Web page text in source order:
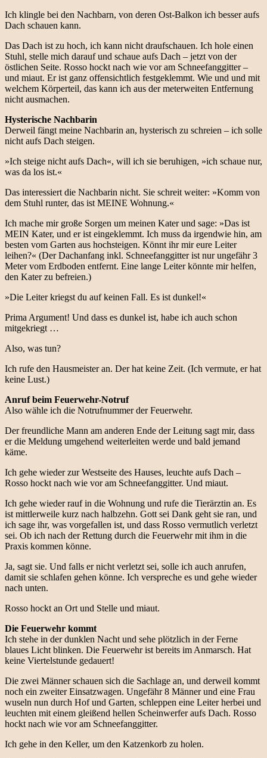
Ich klingle bei den Nachbarn, von deren Ost-Balkon ich besser aufs
Dach schauen kann.
Das Dach ist zu hoch, ich kann nicht draufschauen. Ich hole einen
Stuhl, stelle mich darauf und schaue aufs Dach – jetzt von der
östlichen Seite. Rosso hockt nach wie vor am Schneefanggitter –
und miaut. Er ist ganz offensichtlich festgeklemmt. Wie und und mit
welchem Körperteil, das kann ich aus der meterweiten Entfernung
nicht ausmachen.
Hysterische Nachbarin
Derweil fängt meine Nachbarin an, hysterisch zu schreien – ich solle
nicht aufs Dach steigen.
»Ich steige nicht aufs Dach«, will ich sie beruhigen, »ich schaue nur,
was da los ist.«
Das interessiert die Nachbarin nicht. Sie schreit weiter: »Komm von
dem Stuhl runter, das ist MEINE Wohnung.«
Ich mache mir große Sorgen um meinen Kater und sage: »Das ist
MEIN Kater, und er ist eingeklemmt. Ich muss da irgendwie hin, am
besten vom Garten aus hochsteigen. Könnt ihr mir eure Leiter
leihen?« (Der Dachanfang inkl. Schneefanggitter ist nur ungefähr 3
Meter vom Erdboden entfernt. Eine lange Leiter könnte mir helfen,
den Kater zu befreien.)
»Die Leiter kriegst du auf keinen Fall. Es ist dunkel!«
Prima Argument! Und dass es dunkel ist, habe ich auch schon
mitgekriegt …
Also, was tun?
Ich rufe den Hausmeister an. Der hat keine Zeit. (Ich vermute, er hat
keine Lust.)
Anruf beim Feuerwehr-Notruf
Also wähle ich die Notrufnummer der Feuerwehr.
Der freundliche Mann am anderen Ende der Leitung sagt mir, dass
er die Meldung umgehend weiterleiten werde und bald jemand
käme.
Ich gehe wieder zur Westseite des Hauses, leuchte aufs Dach –
Rosso hockt nach wie vor am Schneefanggitter. Und miaut.
Ich gehe wieder rauf in die Wohnung und rufe die Tierärztin an. Es
ist mittlerweile kurz nach halbzehn. Gott sei Dank geht sie ran, und
ich sage ihr, was vorgefallen ist, und dass Rosso vermutlich verletzt
sei. Ob ich nach der Rettung durch die Feuerwehr mit ihm in die
Praxis kommen könne.
Ja, sagt sie. Und falls er nicht verletzt sei, solle ich auch anrufen,
damit sie schlafen gehen könne. Ich verspreche es und gehe wieder
nach unten.
Rosso hockt an Ort und Stelle und miaut.
Die Feuerwehr kommt
Ich stehe in der dunklen Nacht und sehe plötzlich in der Ferne
blaues Licht blinken. Die Feuerwehr ist bereits im Anmarsch. Hat
keine Viertelstunde gedauert!
Die zwei Männer schauen sich die Sachlage an, und derweil kommt
noch ein zweiter Einsatzwagen. Ungefähr 8 Männer und eine Frau
wuseln nun durch Hof und Garten, schleppen eine Leiter herbei und
leuchten mit einem gleißend hellen Scheinwerfer aufs Dach. Rosso
hockt nach wie vor am Schneefanggitter.
Ich gehe in den Keller, um den Katzenkorb zu holen.